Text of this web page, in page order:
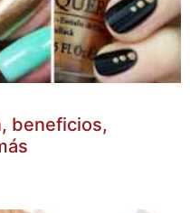
beneficios,